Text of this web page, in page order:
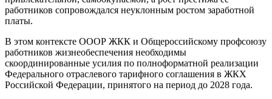
работников сопровождался неуклонным ростом заработной
платы.
В этом контексте ОООР ЖКК и Общероссийскому профсоюзу
работников жизнеобеспечения необходимы
скоординированные усилия по полноформатной реализации
Федерального отраслевого тарифного соглашения в ЖКХ
Российской Федерации, принятого на период до 2028 года.